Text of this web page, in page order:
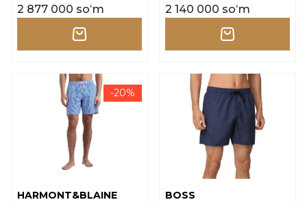
2 877 000 soʻm 2 140 000 soʻm
-20%
HARMONT&BLAINE
BOSS